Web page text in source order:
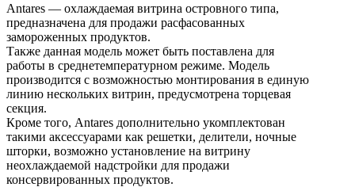
Antares — охлаждаемая витрина островного типа,
предназначена для продажи расфасованных
замороженных продуктов.
Также данная модель может быть поставлена для
работы в среднетемпературном режиме. Модель
производится с возможностью монтирования в единую
линию нескольких витрин, предусмотрена торцевая
секция.
Кроме того, Antares дополнительно укомплектован
такими аксессуарами как решетки, делители, ночные
шторки, возможно установление на витрину
неохлаждаемой надстройки для продажи
консервированных продуктов.